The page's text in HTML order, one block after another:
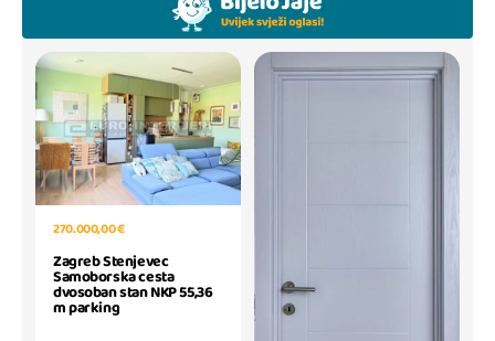
270.000,00 €
Zagreb Stenjevec
Samoborska cesta
dvosoban stan NKP 55,36
m parking